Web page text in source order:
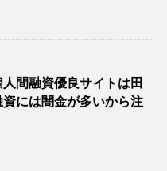
間融資優良サイトは田
には闇金が多いから注